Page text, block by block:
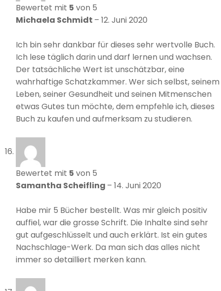
Bewertet mit 5 von 5
Michaela Schmidt – 12. Juni 2020
Ich bin sehr dankbar für dieses sehr wertvolle Buch.
Ich lese täglich darin und darf lernen und wachsen.
Der tatsächliche Wert ist unschätzbar, eine
wahrhaftige Schatzkammer. Wer sich selbst, seinem
Leben, seiner Gesundheit und seinen Mitmenschen
etwas Gutes tun möchte, dem empfehle ich, dieses
Buch zu kaufen und aufmerksam zu studieren.
Bewertet mit 5 von 5
Samantha Scheifling – 14. Juni 2020
Habe mir 5 Bücher bestellt. Was mir gleich positiv
auffiel, war die grosse Schrift. Die Inhalte sind sehr
gut aufgeschlüsselt und auch erklärt. Ist ein gutes
Nachschlage-Werk. Da man sich das alles nicht
immer so detailliert merken kann.